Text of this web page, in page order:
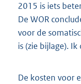
2015 is iets
De WOR
voor de
is (zie bijlage). Ik
De kosten voor